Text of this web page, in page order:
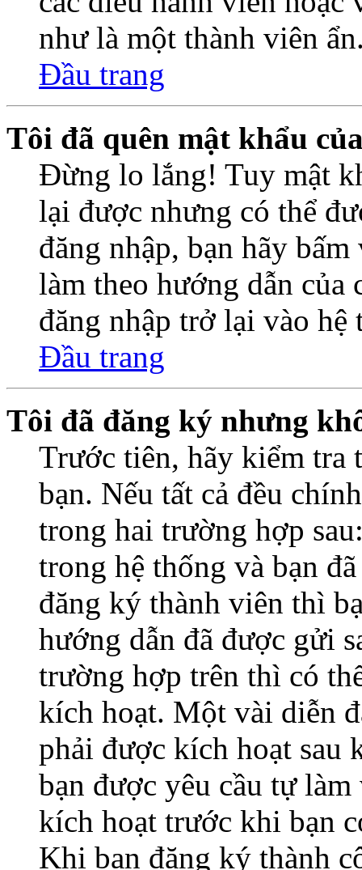
như là một thành viên
Đầu trang
Tôi đã quên mật khẩu
Đừng lo lắng! Tuy mật
lại được nhưng có thể
đăng nhập, bạn hãy
làm theo hướng dẫn của
đăng nhập trở lại vào hệ
Đầu trang
Tôi đã đăng ký nhưng
Trước tiên, hãy kiểm tra
bạn. Nếu tất cả đều
trong hai trường hợp
trong hệ thống và bạn
đăng ký thành viên thì
hướng dẫn đã được gửi
trường hợp trên thì có
kích hoạt. Một vài diễn
phải được kích hoạt sau
bạn được yêu cầu tự
kích hoạt trước khi bạn
Khi bạn đăng ký thành